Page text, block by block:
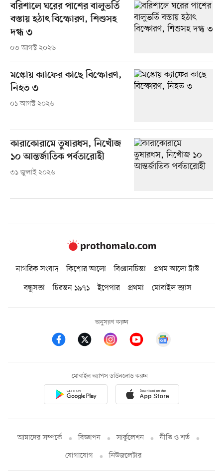
বরিশালে ঘরের পাশের বালুভর্তি
বস্তায় হঠাৎ বিস্ফোরণ, শিশুসহ
দগ্ধ ৩
০৩ আগস্ট ২০২৬
মস্কোয় ক্যাফের কাছে বিস্ফোরণ,
নিহত ৩
০১ আগস্ট ২০২৬
কারাকোরামে তুষারধস, নিখোঁজ
১০ আন্তর্জাতিক পর্বতারোহী
৩১ জুলাই ২০২৬
নাগরিক সংবাদ কিশোর আলো বিজ্ঞানচিন্তা
প্রথম আলো ট্রাস্ট
বন্ধুসভা
চিরন্তন ১৯৭১ ইপেপার প্রথমা মোবাইল ভ্যাস
অনুসরণ করুন
মোবাইল অ্যাপস ডাউনলোড করুন
আমাদের সম্পর্কে বিজ্ঞাপন সার্কুলেশন
নীতি ও শর্ত
যোগাযোগ
নিউজলেটার